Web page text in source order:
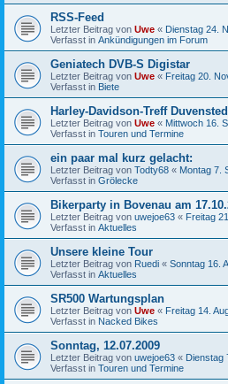
RSS-Feed
Letzter Beitrag von Uwe « Dienstag 24.
Verfasst in Ankündigungen im Forum
Geniatech DVB-S Digistar
Letzter Beitrag von Uwe « Freitag 20.
Verfasst in Biete
Harley-Davidson-Treff
Letzter Beitrag von Uwe « Mittwoch 16.
Verfasst in Touren und Termine
ein paar mal kurz gelacht:
Letzter Beitrag von Todty68 « Montag 7.
Verfasst in Grölecke
Bikerparty in Bovenau am
Letzter Beitrag von uwejoe63 « Freitag
Verfasst in Aktuelles
Unsere kleine Tour
Letzter Beitrag von Ruedi « Sonntag 16.
Verfasst in Aktuelles
SR500 Wartungsplan
Letzter Beitrag von Uwe « Freitag 14.
Verfasst in Nacked Bikes
Sonntag, 12.07.2009
Letzter Beitrag von uwejoe63 « Dienstag
Verfasst in Touren und Termine